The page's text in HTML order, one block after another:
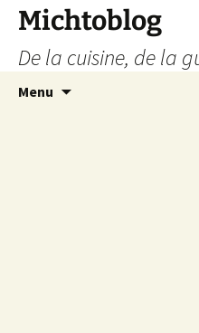
Aller
contenu
Michtoblog
De la cuisine, de la
Menu